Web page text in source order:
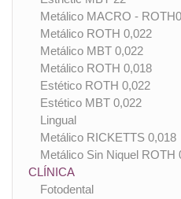
Metálico MACRO -
Metálico ROTH 0,022
Metálico MBT 0,022
Metálico ROTH 0,018
Estético ROTH 0,022
Estético MBT 0,022
Lingual
Metálico RICKETTS 0,018
Metálico Sin Niquel ROTH
CLÍNICA
Fotodental